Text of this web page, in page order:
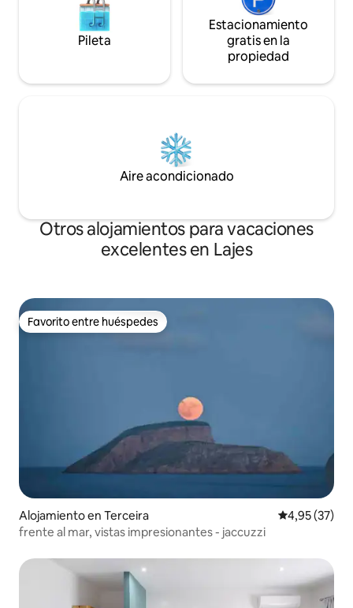
Pileta
Estacionamiento
gratis en la
propiedad
Aire acondicionado
Otros alojamientos para vacaciones
excelentes en Lajes
Favorito entre huéspedes
Favorito entre huéspedes
Alojamiento en Terceira Calificación
4,95 (37)
frente al mar, vistas impresionantes - jaccuzzi